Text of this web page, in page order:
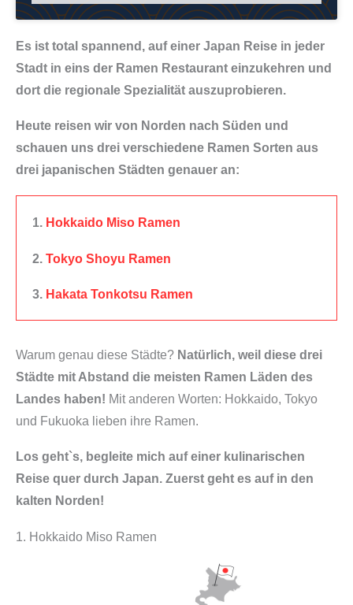
o
a
m
e
n
o
b
o
f
r
j
a
p
c
Es ist total spannend, auf einer Japan Reise in jeder
Stadt in eins der Ramen Restaurant einzukehren und
dort die regionale Spezialität auszuprobieren.
Heute reisen wir von Norden nach Süden und
schauen uns drei verschiedene Ramen Sorten aus
drei japanischen Städten genauer an:
1. Hokkaido Miso Ramen
2. Tokyo Shoyu Ramen
3. Hakata Tonkotsu Ramen
Warum genau diese Städte? Natürlich, weil diese drei
Städte mit Abstand die meisten Ramen Läden des
Landes haben! Mit anderen Worten: Hokkaido, Tokyo
und Fukuoka lieben ihre Ramen.
Los geht`s, begleite mich auf einer kulinarischen
Reise quer durch Japan. Zuerst geht es auf in den
kalten Norden!
1. Hokkaido Miso Ramen